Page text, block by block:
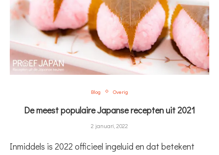
Blog Overig
De meest populaire Japanse recepten uit 2021
2 januari, 2022
Inmiddels is 2022 officieel ingeluid en dat betekent